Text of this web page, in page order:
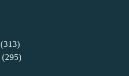
(313)
(295)